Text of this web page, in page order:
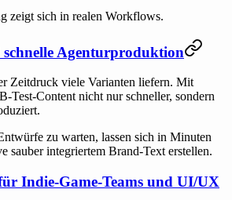
zeigt sich in realen Workflows.
Agenturproduktion
Zeitdruck viele Varianten liefern. Mit
Test-Content nicht nur schneller, sondern
zu warten, lassen sich in Minuten
sauber integriertem Brand-Text erstellen.
Indie-Game-Teams und UI/UX